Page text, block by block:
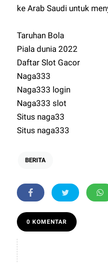
ke Arab Saudi untuk
Taruhan Bola
Piala dunia 2022
Daftar Slot Gacor
Naga333
Naga333 login
Naga333 slot
Situs naga33
Situs naga333
BERITA
0 KOMENTAR